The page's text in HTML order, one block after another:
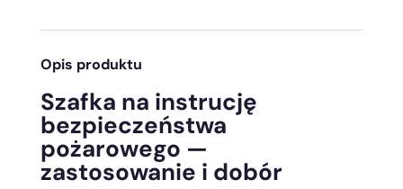
Opis produktu
Szafka na instrucję
bezpieczeństwa
pożarowego —
zastosowanie i dobór